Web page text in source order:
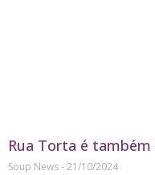
Rua Torta é também
Soup News 21/10/2024